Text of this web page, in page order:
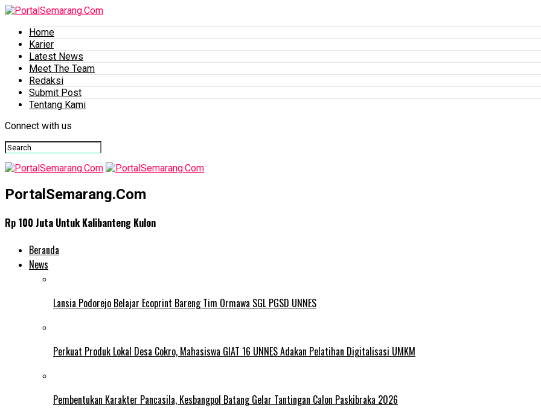
Home
Karier
Latest News
Meet The Team
Redaksi
Submit Post
Tentang Kami
Connect with us
PortalSemarang.Com
Rp 100 Juta Untuk Kalibanteng Kulon
Beranda
News
Lansia Podorejo Belajar Ecoprint Bareng Tim Ormawa SGL PGSD UNNES
Perkuat Produk Lokal Desa Cokro, Mahasiswa GIAT 16 UNNES Adakan Pelatihan Digitalisasi UMKM
Pembentukan Karakter Pancasila, Kesbangpol Batang Gelar Tantingan Calon Paskibraka 2026